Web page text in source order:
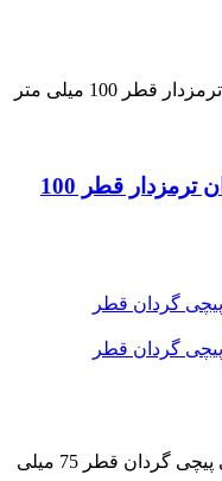
چرخ بیمارستانی قابدار پیچی گردان ترمزدار قطر 100 میلی متر
چرخ بیمارستانی قابدار پیچی گردان ترمزدار قطر 100
چرخ بیمارستانی پی وی سی دور آبی پیچی گردان قطر 75 میلی